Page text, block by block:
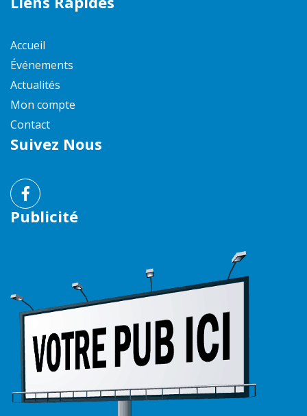
Accueil
Événements
Actualités
Mon compte
Contact
Suivez Nous
Publicité